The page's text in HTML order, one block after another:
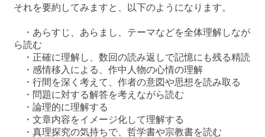
それを要約してみますと、以下のようになります。
・あらすじ、あらまし、テーマなどを全体理解しなが
ら読む
・正確に理解し、数回の読み返しで記憶にも残る精読
・感情移入による、作中人物の心情の理解
・行間を深く考えて、作者の意図や思想を読み取る
・問題に対する解答を考えながら読む
・論理的に理解する
・文章内容をイメージ化して理解する
・真理探究の気持ちで、哲学書や宗教書を読む